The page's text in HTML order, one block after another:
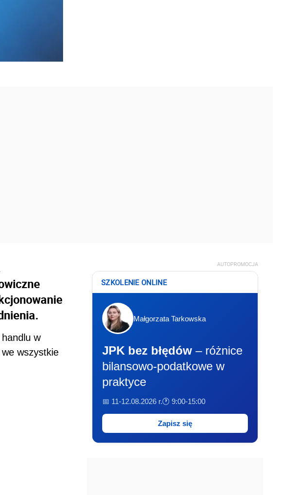
w
wszystkie
AUTOPROMOCJA
SZKOLENIE ONLINE
Małgorzata Tarkowska
JPK bez błędów – różnice
bilansowo-podatkowe w
praktyce
📅 11-12.08.2026 r.🕐 9:00-15:00
Zapisz się